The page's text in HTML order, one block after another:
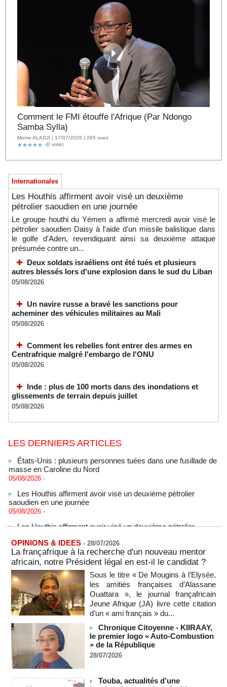
Comment le FMI étouffe l'Afrique (Par Ndongo
Samba Sylla)
Momo ALADJI | 17/07/2026 | 265 vues
(0 vote)
Internationales
Les Houthis affirment avoir visé un deuxième
pétrolier saoudien en une journée
Le groupe houthi du Yémen a affirmé mercredi avoir visé le
pétrolier saoudien Daisy à l'aide d'un missile balistique dans
le golfe d'Aden, revendiquant ainsi sa deuxième attaque
présumée contre un...
Deux soldats israéliens ont été tués et plusieurs
autres blessés lors d'une explosion dans le sud du Liban
05/08/2026
Un navire russe a bravé les sanctions pour
acheminer des véhicules militaires au Mali
05/08/2026
Comment les rebelles font entrer des armes en
Centrafrique malgré l'embargo de l'ONU
05/08/2026
Inde : plus de 100 morts dans des inondations et
glissements de terrain depuis juillet
05/08/2026
LES DERNIERS ARTICLES
masse en Caroline du Nord
05/08/2026 -
saoudien en une journée
05/08/2026 -
saoudien en une journée
Après la France et Ouattara, comment la CEDEAO sabote la
création d'une monnaie ouest-africaine unique
05/08/2026 -MOMO ALADJI
La Banque mondiale accorde un prêt de 340 milliards de
francs CFA au Sénégal pour divers projets
05/08/2026 -
Election du SG de l’ONU : L'Afrique apparait comme la
région qui affaiblit le principe de rotation régionale (Carlos
05/08/2026 -
L’UE débloque 1,4 milliard d’euros de profits d’avoirs russes
gelés pour financer l’Ukraine
05/08/2026 -
OPINIONS & IDEES - 28/07/2026
La françafrique à la recherche d'un nouveau mentor
africain, notre Président légal en est-il le candidat ?
Sous le titre « De Mougins à l’Elysée,
les amitiés françaises d’Alassane
Ouattara », le journal françafricain
Jeune Afrique (JA) livre cette citation
d’un « ami français » du...
Chronique Citoyenne - KIIRAAY,
le premier logo « Auto-Combustion
» de la République
28/07/2026
Touba, actualités d’une